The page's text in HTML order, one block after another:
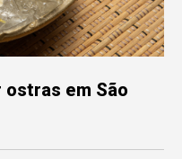
ostras em São